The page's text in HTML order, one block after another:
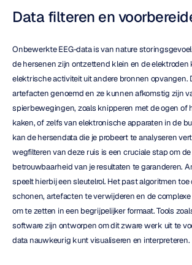
Data filteren en
Onbewerkte EEG-data is van nature
de hersenen zijn ontzettend klein en de elektroden
elektrische activiteit uit andere bronnen opvangen.
artefacten genoemd en ze kunnen afkomstig zijn
spierbewegingen, zoals knipperen met de ogen of
kaken, of zelfs van elektronische apparaten in de
kan de hersendata die je probeert te analyseren
wegfilteren van deze ruis is een cruciale stap om
betrouwbaarheid van je resultaten te garanderen.
speelt hierbij een sleutelrol. Het past algoritmen toe
schonen, artefacten te verwijderen en de
om te zetten in een begrijpelijker formaat. Tools
software zijn ontworpen om dit zware werk uit te
data nauwkeurig kunt visualiseren en interpreteren.